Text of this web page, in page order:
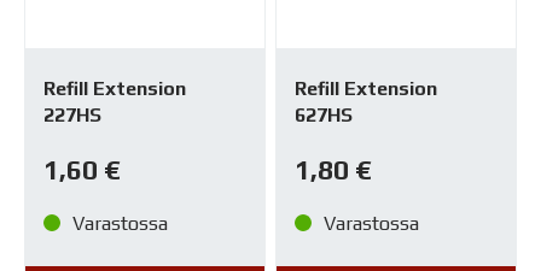
Refill Extension
227HS
1,60 €
Varastossa
Refill Extension
627HS
1,80 €
Varastossa